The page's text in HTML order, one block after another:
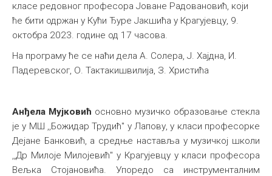
Међународна
класе редовног професора Јоване Радовановић, који
ће бити одржан у Кући Ђуре Јакшића у Крагујевцу, 9.
октобра 2023. године од 17 часова.
На програму ће се наћи дела А. Солера, Ј. Хајдна, И.
Падеревског, О. Тактакишвилија, З. Христића
Анђела Мујковић основно музичко образовање стекла
је у МШ ,,Божидар Трудић" у Лапову,у класи професорке
Дејане Банковић, а средње наставља у музичкој школи
,,Др Милоје Милојевић" у Крагујевцу у класи професора
Вељка Стојановића. Упоредо са инструменталним